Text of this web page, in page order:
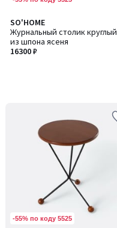
SO'HOME
Журнальный столик круглый
из шпона ясеня
16300 ₽
-55% по коду 5525